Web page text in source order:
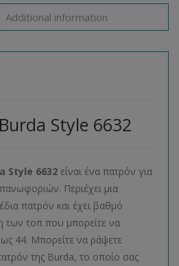
Additional information
Style 6632
Style 6632 είναι ένα πατρόν για
Περιέχει μια
πατρόν και έχει βαθμό
των τοπ που μπορείτε να
44. Μπορείτε να ράψετε
της Burda, το οποίο σας